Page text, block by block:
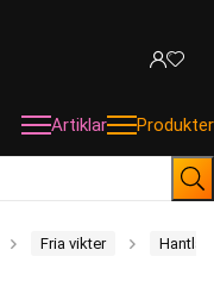
Artiklar Produkter
Fria vikter Hantlar